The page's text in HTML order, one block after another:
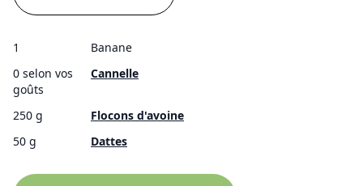
1
Banane
0 selon vos
goûts
Cannelle
250 g
Flocons d'avoine
50 g
Dattes